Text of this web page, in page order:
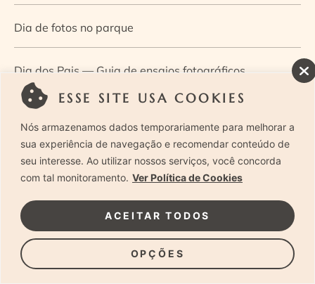
ESSE SITE USA COOKIES
Nós armazenamos dados temporariamente para melhorar a
sua experiência de navegação e recomendar conteúdo de
seu interesse. Ao utilizar nossos serviços, você concorda
com tal monitoramento. Ver Política de Cookies
OPÇÕES
ACEITAR TODOS
Dia de fotos no parque
Dia dos Pais — Guia de ensaios fotográficos
Dia Mundial da Infância: como a fotografia ajuda a
construir a memória e a identidade da criança
Diário de uma grávida e sua pequena
Dica de especialista: como otimizar o fluxo de trabalho
no ensaio newborn?